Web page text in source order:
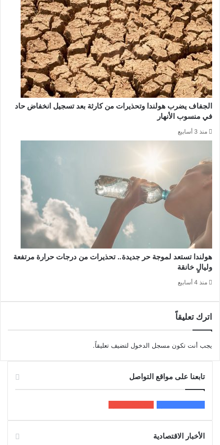
الجفاف يضرب هولندا وتحذيرات من كارثة بعد تسجيل انخفاض حاد
في منسوب الأنهار
منذ 3 أسابيع
هولندا تستعد لموجة حر جديدة.. تحذيرات من درجات حرارة مرتفعة
وليالٍ خانقة
منذ 4 أسابيع
اترك تعليقاً
يجب أنت تكون مسجل الدخول لتضيف تعليقاً.
تابعنا على مواقع التواصل
الأخبار الاقتصادية